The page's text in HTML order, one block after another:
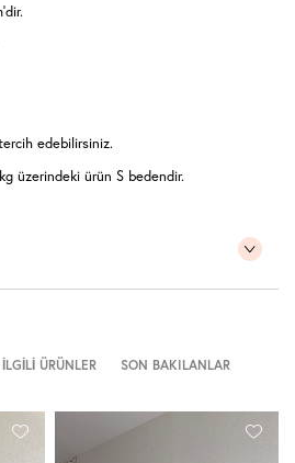
edebilirsiniz.
üzerindeki ürün S bedendir.
İLGILI ÜRÜNLER SON BAKILANLAR